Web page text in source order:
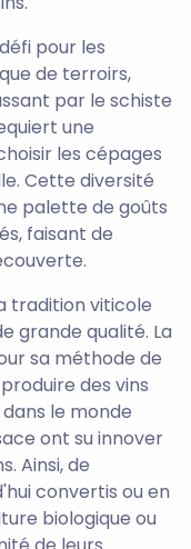
pour les
de terroirs,
par le schiste
une
les cépages
Cette diversité
palette de goûts
faisant de
tradition viticole
grande qualité. La
sa méthode de
des vins
le monde
ont su innover
Ainsi, de
convertis ou en
biologique ou